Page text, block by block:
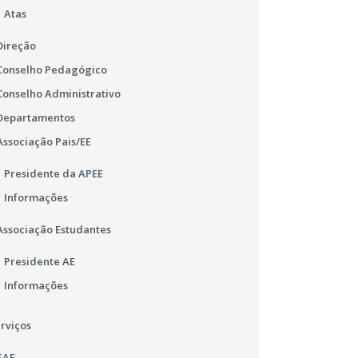
Atas
Pedagógico
Administrativo
Pais/EE
Presidente da APEE
Informações
Estudantes
Presidente AE
Informações